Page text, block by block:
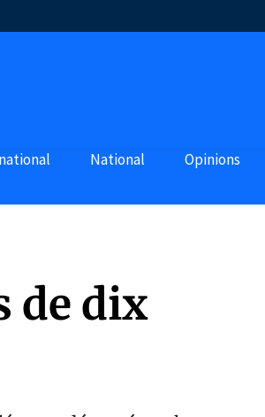
National Opinions
de dix